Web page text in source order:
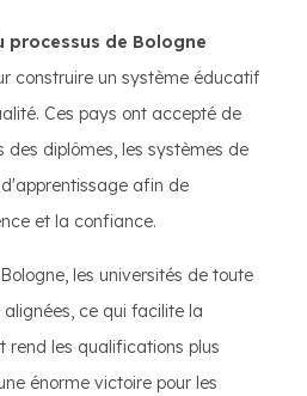
processus de Bologne
construire un système éducatif
Ces pays ont accepté de
des diplômes, les systèmes de
afin de
et la confiance.
les universités de toute
ce qui facilite la
rend les qualifications plus
énorme victoire pour les